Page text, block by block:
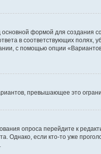
основной формой для создания
в соответствующих полях,
с помощью опции
превышающее это
опроса перейдите к
Однако, если кто-то уже